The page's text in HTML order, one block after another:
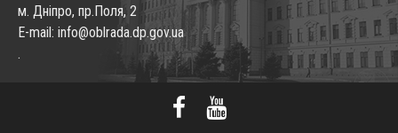
м. Дніпро, пр.Поля, 2
E-mail: info@oblrada.dp.gov.ua
.